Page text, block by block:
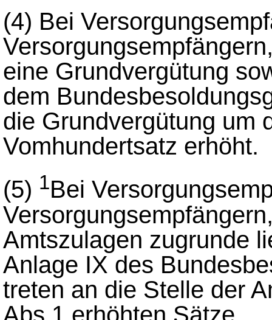
(4) Bei
eine Grundvergütung
dem
die Grundvergütung um
Vomhundertsatz erhöht.
(5) 1Bei
Amtszulagen zugrunde
Anlage IX des
treten an die Stelle der
Abs.1 erhöhten Sätze.